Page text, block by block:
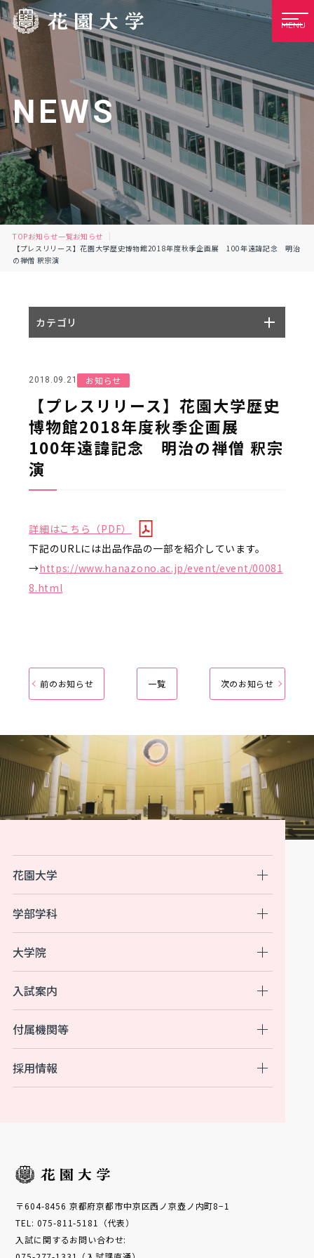
MENU
NEWS
TOPお知らせ一覧お知らせ
【プレスリリース】花園大学歴史博物館2018年度秋季企画展 100年遠諱記念 明治
の禅僧 釈宗演
2018.09.21 お知らせ
【プレスリリース】花園大学歴史
博物館2018年度秋季企画展
100年遠諱記念 明治の禅僧 釈宗
演
詳細はこちら（PDF）
下記のURLには出品作品の一部を紹介しています。
→https://www.hanazono.ac.jp/event/event/00081
8.html
前のお知らせ 一覧 次のお知らせ
カテゴリ
花園大学
入試案内
付属機関等
学部学科
大学院
採用情報
〒604-8456 京都府京都市中京区西ノ京壺ノ内町8−1
TEL: 075-811-5181（代表）
入試に関するお問い合わせ: